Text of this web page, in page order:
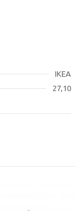
IKEA
27,10